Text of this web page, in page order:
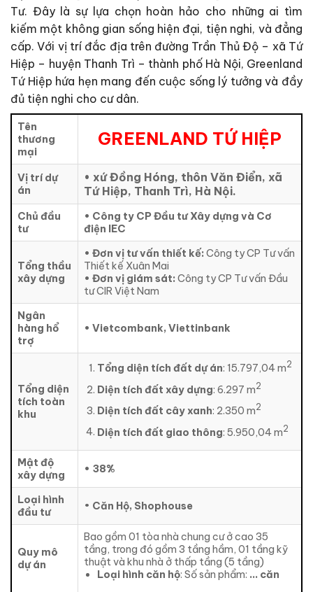
Tư. Đây là sự lựa chọn hoàn hảo cho những ai tìm
kiếm một không gian sống hiện đại, tiện nghi, và đẳng
cấp. Với vị trí đắc địa trên đường Trần Thủ Độ – xã Tứ
Hiệp – huyện Thanh Trì – thành phố Hà Nội, Greenland
Tứ Hiệp hứa hẹn mang đến cuộc sống lý tưởng và đầy
đủ tiện nghi cho cư dân.
Tên
thương
mại
GREENLAND TỨ HIỆP
Vị trí dự
án
• xứ Đồng Hóng, thôn Văn Điển, xã
Tứ Hiệp, Thanh Trì, Hà Nội.
Chủ đầu
tư
• Công ty CP Đầu tư Xây dựng và Cơ
điện IEC
Tổng thầu
xây dựng
• Đơn vị tư vấn thiết kế:Công ty CP Tư vấn
Thiết kế Xuân Mai
• Đơn vị giám sát:Công ty CP Tư vấn Đầu
tư CIR Việt Nam
Ngân
hàng hổ
trợ
• Vietcombank, Viettinbank
Tổng diện
tích toàn
khu
Tổng diện tích đất dự án: 15.797,04 m2
Diện tích đất xây dựng: 6.297 m2
Diện tích đất cây xanh: 2.350 m2
Diện tích đất giao thông: 5.950,04 m2
Mật độ
xây dựng
• 38%
Loại hình
đầu tư
• Căn Hộ, Shophouse
Quy mô
dự án
Bao gồm 01 tòa nhà chung cư ở cao 35
tầng, trong đó gồm 3 tầng hầm, 01 tầng kỹ
thuật và khu nhà ở thấp tầng (5 tầng)
Loại hình căn hộ: Số sản phẩm: … căn